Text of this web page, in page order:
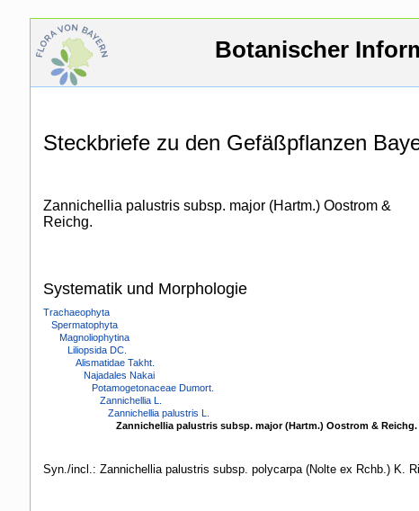
Botanischer
Steckbriefe zu den Gefäßpflanzen
Zannichellia palustris subsp. major (Hartm.) Oostrom &
Reichg.
Systematik und Morphologie
Trachaeophyta
Spermatophyta
Magnoliophytina
Liliopsida DC.
Alismatidae Takht.
Najadales Nakai
Potamogetonaceae Dumort.
Zannichellia L.
Zannichellia palustris L.
Zannichellia palustris subsp. major (Hartm.) Oostrom & Reichg.
Syn./incl.: Zannichellia palustris subsp. polycarpa (Nolte ex Rchb.) K.